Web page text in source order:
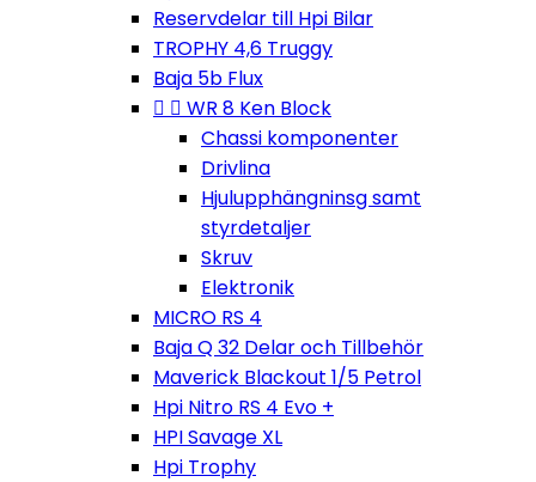
Reservdelar till Hpi Bilar
TROPHY 4,6 Truggy
Baja 5b Flux
  WR 8 Ken Block
Chassi komponenter
Drivlina
Hjulupphängninsg samt
styrdetaljer
Skruv
Elektronik
MICRO RS 4
Baja Q 32 Delar och Tillbehör
Maverick Blackout 1/5 Petrol
Hpi Nitro RS 4 Evo +
HPI Savage XL
Hpi Trophy